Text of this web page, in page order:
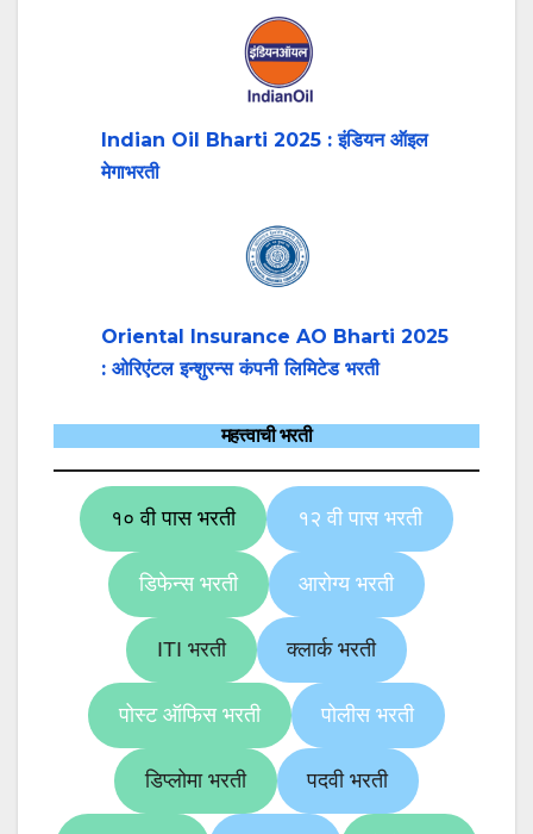
Indian Oil Bharti 2025 : इंडियन ऑइल
मेगाभरती
Oriental Insurance AO Bharti 2025
: ओरिएंटल इन्शुरन्स कंपनी लिमिटेड भरती
महत्त्वाची भरती
१० वी पास भरती १२ वी पास भरती
डिफेन्स भरती आरोग्य भरती
ITI भरती क्लार्क भरती
पोस्ट ऑफिस भरती पोलीस भरती
डिप्लोमा भरती पदवी भरती